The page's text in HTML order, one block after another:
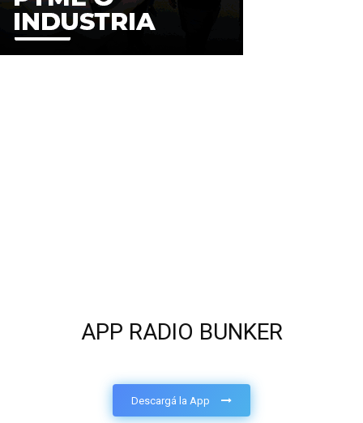
APP RADIO BUNKER
Descargá la App